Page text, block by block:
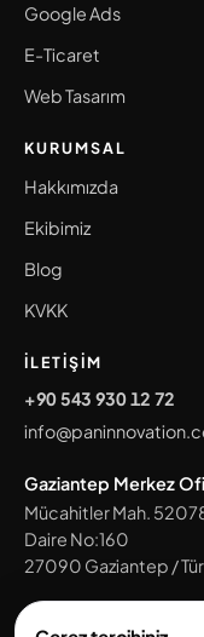
Google Ads
E-Ticaret
Web Tasarım
KURUMSAL
Hakkımızda
Ekibimiz
Blog
KVKK
İLETIŞIM
+90 543 930 12 72
Gaziantep Merkez
Mücahitler Mah.
Daire No:160
27090 Gaziantep /
Tüm ofislerimizi gör →